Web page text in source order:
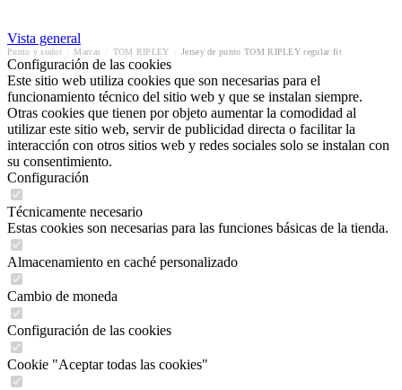
Vista general
Punto y sudor Marcas TOM RIPLEY Jersey de punto TOM RIPLEY regular fit
Configuración de las cookies
Este sitio web utiliza cookies que son necesarias para el
funcionamiento técnico del sitio web y que se instalan siempre.
Otras cookies que tienen por objeto aumentar la comodidad al
utilizar este sitio web, servir de publicidad directa o facilitar la
interacción con otros sitios web y redes sociales solo se instalan con
su consentimiento.
Configuración
Técnicamente necesario
Estas cookies son necesarias para las funciones básicas de la tienda.
Almacenamiento en caché personalizado
Cambio de moneda
Configuración de las cookies
Cookie "Aceptar todas las cookies"